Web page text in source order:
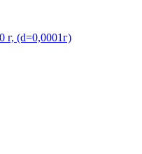
г, (d=0,0001г)